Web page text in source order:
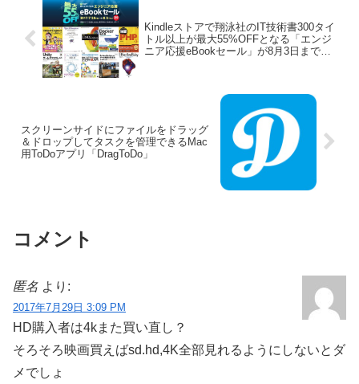
Kindleストアで翔泳社のIT技術書300タイ
トル以上が最大55%OFFとなる「エンジ
ニア応援eBookセール」が8月3日まで開
スクリーンサイドにファイルをドラッグ
＆ドロップしてタスクを管理できるMac
用ToDoアプリ「DragToDo」
コメント
匿名 より:
2017年7月29日 3:09 PM
HD購入者は4kまた買い直し？
そろそろ映画買えばsd.hd,4K全部見れるようにしないとダ
メでしょ